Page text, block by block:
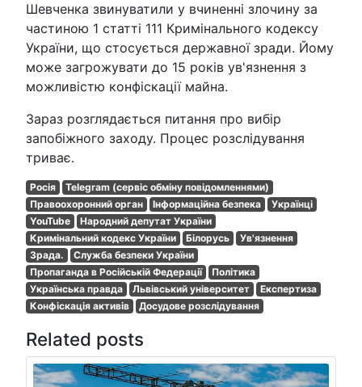
Шевченка звинуватили у вчиненні злочину за
частиною 1 статті 111 Кримінального кодексу
України, що стосується державної зради. Йому
може загрожувати до 15 років ув'язнення з
можливістю конфіскації майна.
Зараз розглядається питання про вибір
запобіжного заходу. Процес розслідування
триває.
Росія
Telegram (сервіс обміну повідомленнями)
Правоохоронний орган
Інформаційна безпека
Українці
YouTube
Народний депутат України
Кримінальний кодекс України
Білорусь
Ув'язнення
Зрада.
Служба безпеки України
Пропаганда в Російській Федерації
Політика
Українська правда
Львівський університет
Експертиза
Конфіскація активів
Досудове розслідування
Related posts